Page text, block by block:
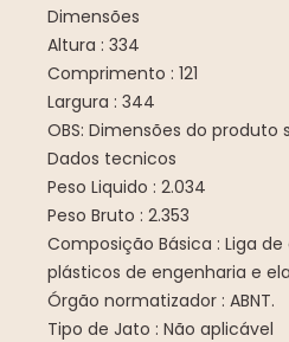
Dimensões
Altura : 334
Comprimento : 121
Largura : 344
OBS: Dimensões do
Dados tecnicos
Peso Liquido : 2.034
Peso Bruto : 2.353
Composição Básica : Liga
plásticos de engenharia e
Órgão normatizador : ABNT.
Tipo de Jato : Não aplicável